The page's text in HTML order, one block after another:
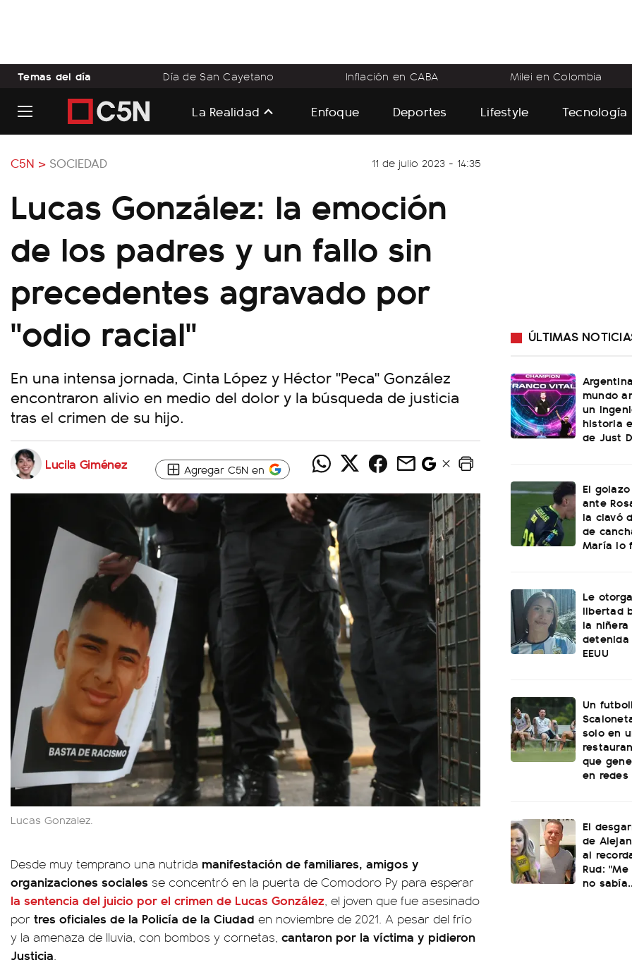
Temas del día Día de San Cayetano Inflación en CABA Milei en Colombia
La Realidad Enfoque Deportes Lifestyle Tecnología
C5N > SOCIEDAD 11 de julio 2023 - 14:35
Lucas González: la emoción
de los padres y un fallo sin
precedentes agravado por
"odio racial"
En una intensa jornada, Cinta López y Héctor "Peca" González
encontraron alivio en medio del dolor y la búsqueda de justicia
tras el crimen de su hijo.
Lucila Giménez Agregar C5N en
Lucas Gonzalez.
Desde muy temprano una nutrida manifestación de familiares, amigos y
organizaciones sociales se concentró en la puerta de Comodoro Py para esperar
la sentencia del juicio por el crimen de Lucas González, el joven que fue asesinado
por tres oficiales de la Policía de la Ciudad en noviembre de 2021. A pesar del frío
y la amenaza de lluvia, con bombos y cornetas, cantaron por la víctima y pidieron
Justicia.
ÚLTIMAS
mundo
un
historia
de Just
El
ante
la clavó
de
María lo
Le
libertad
la
detenida
EEUU
Un
solo en
que
en redes
El
de
al
Rud:
no